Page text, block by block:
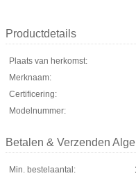
Productdetails
Plaats van herkomst:
Merknaam:
Certificering:
Modelnummer:
Betalen & Verzenden
Min. bestelaantal: